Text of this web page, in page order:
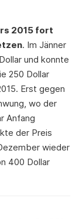
2015 fort
. Im Jänner
und konnte
250 Dollar
Erst gegen
wo der
Anfang
der Preis
wieder
400 Dollar